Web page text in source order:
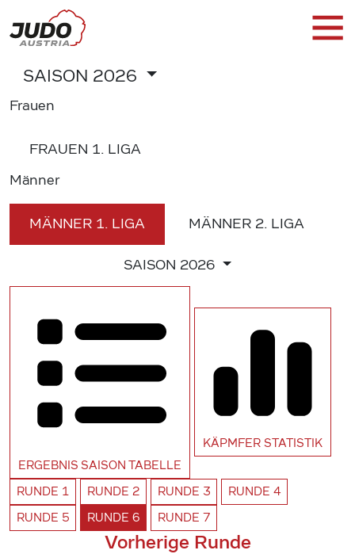
SAISON 2026
Frauen
FRAUEN 1. LIGA
Männer
MÄNNER 1. LIGA MÄNNER 2. LIGA
SAISON 2026
ERGEBNIS SAISON TABELLE
KÄPMFER STATISTIK
RUNDE 1 RUNDE 2 RUNDE 3 RUNDE 4
RUNDE 5 RUNDE 6 RUNDE 7
Vorherige Runde